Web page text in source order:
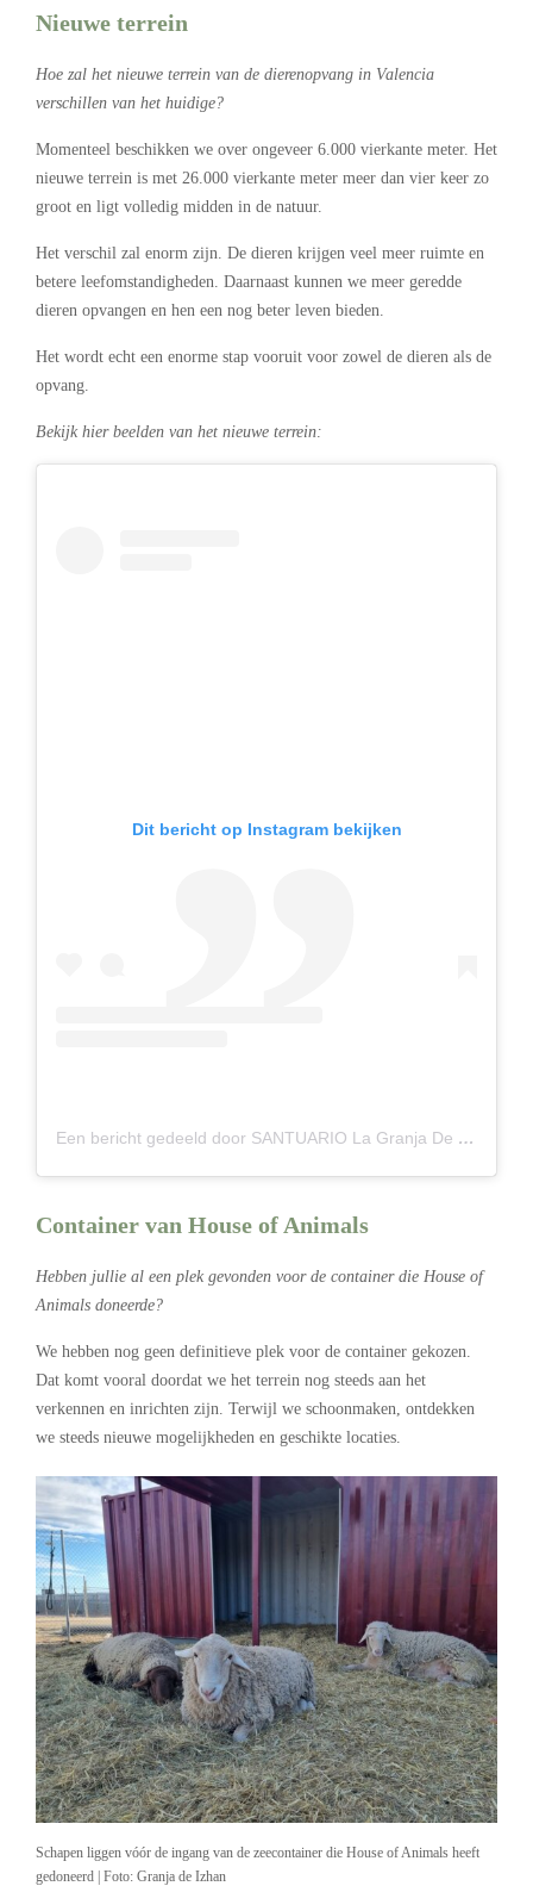
Nieuwe terrein
Hoe zal het nieuwe terrein van de dierenopvang in Valencia
verschillen van het huidige?
Momenteel beschikken we over ongeveer 6.000 vierkante meter. Het
nieuwe terrein is met 26.000 vierkante meter meer dan vier keer zo
groot en ligt volledig midden in de natuur.
Het verschil zal enorm zijn. De dieren krijgen veel meer ruimte en
betere leefomstandigheden. Daarnaast kunnen we meer geredde
dieren opvangen en hen een nog beter leven bieden.
Het wordt echt een enorme stap vooruit voor zowel de dieren als de
opvang.
Bekijk hier beelden van het nieuwe terrein:
Dit bericht op Instagram bekijken
Een bericht gedeeld door SANTUARIO La Granja De IZHAN (@lagranjadeizhan)
Container van House of Animals
Hebben jullie al een plek gevonden voor de container die House of
Animals doneerde?
We hebben nog geen definitieve plek voor de container gekozen.
Dat komt vooral doordat we het terrein nog steeds aan het
verkennen en inrichten zijn. Terwijl we schoonmaken, ontdekken
we steeds nieuwe mogelijkheden en geschikte locaties.
Schapen liggen vóór de ingang van de zeecontainer die House of Animals heeft
gedoneerd | Foto: Granja de Izhan